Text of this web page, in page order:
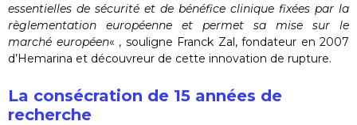
essentielles de sécurité et de bénéfice clinique fixées par la
règlementation européenne et permet sa mise sur le
marché européen« , souligne Franck Zal, fondateur en 2007
d’Hemarina et découvreur de cette innovation de rupture.
La consécration de 15 années de
recherche